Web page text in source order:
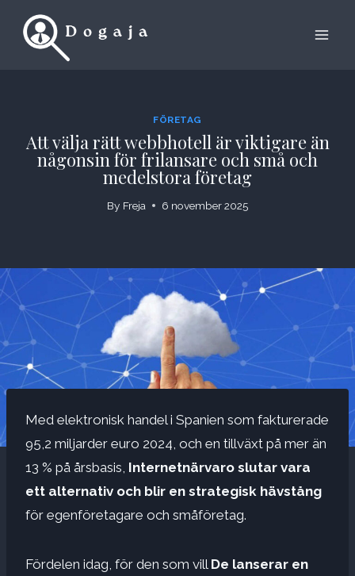
FÖRETAG
Att välja rätt webbhotell är viktigare än
någonsin för frilansare och små och
medelstora företag
By Freja 6 november 2025
Med elektronisk handel i Spanien som fakturerade
95,2 miljarder euro 2024, och en tillväxt på mer än
13 % på årsbasis, Internetnärvaro slutar vara
ett alternativ och blir en strategisk hävstång
för egenföretagare och småföretag.
Fördelen idag, för den som vill De lanserar en